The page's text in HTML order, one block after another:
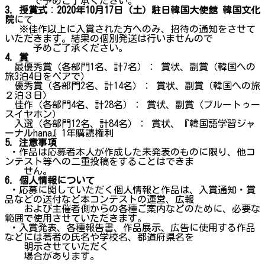
3. 授賞式 ： 2020年10月17日（土）駐日韓国大使館 韓国文化
院にて
※佳作以上に入賞された方へのみ、招待の通知をさせて
いただきます。結果の個別発送は行いませんので
予めご了承ください。
4. 賞
最優秀賞（各部門1名、計7名）： 賞状、副賞（韓国への
旅3泊4日をペアで）
優秀賞（各部門2名、計14名）： 賞状、副賞（韓国への旅
２泊３日）
佳作（各部門4名、計28名）： 賞状、副賞（ブルートゥー
スイヤホン）
入選（各部門12名、計84名）： 賞状、『韓国語学習ジャ
ーナルhana』1年購読権利
5. 注意事項
・作品は応募者本人が作成した未発表のものに限り、他コ
ンテスト等への二重投稿をすることはできま
せん。
6. 個人情報について
・応募に関していただく個人情報と作品は、入賞通知・賞
品などの送付など本コンテストの運営、広報
および主催者側からの各種ご案内などのために、必要な
範囲で使用させていただきます。
・入賞発表、各種報告書、作品展示、広告に使用する作品
などには著者の氏名や学校名、都道府県名を
明示させていただく
場合があります。